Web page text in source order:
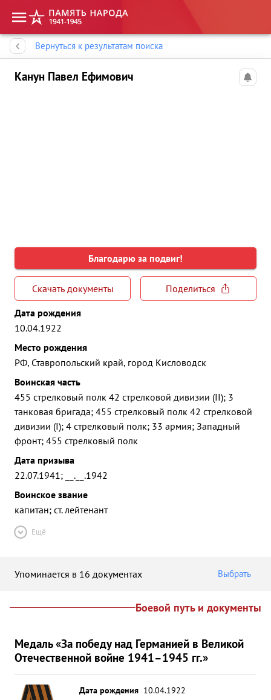
Вернуться к результатам поиска
Канун Павел Ефимович
Благодарю за подвиг!
Скачать документы
Поделиться
Дата рождения
10.04.1922
Место рождения
РФ, Ставропольский край, город Кисловодск
Воинская часть
455 стрелковый полк 42 стрелковой дивизии (II); 3
танковая бригада; 455 стрелковый полк 42 стрелковой
дивизии (I); 4 стрелковый полк; 33 армия; Западный
фронт; 455 стрелковый полк
Дата призыва
22.07.1941; __.__.1942
Воинское звание
капитан; ст. лейтенант
Ещё
Упоминается в 16 документах Выбрать
Боевой путь и документы
Медаль «За победу над Германией в Великой
Отечественной войне 1941–1945 гг.»
Дата рождения 10.04.1922
Память народа